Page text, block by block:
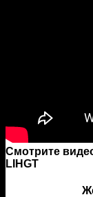
Смотрите
LIHGT